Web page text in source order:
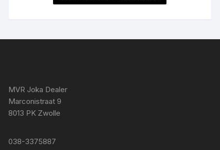
MVR Joka Dealer
Marconistraat 9
8013 PK Zwolle
038-3375887